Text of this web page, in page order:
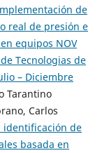
de
real de presión e
equipos NOV
Tecnologias de
– Diciembre
Tarantino
Carlos
identificación de
basada en